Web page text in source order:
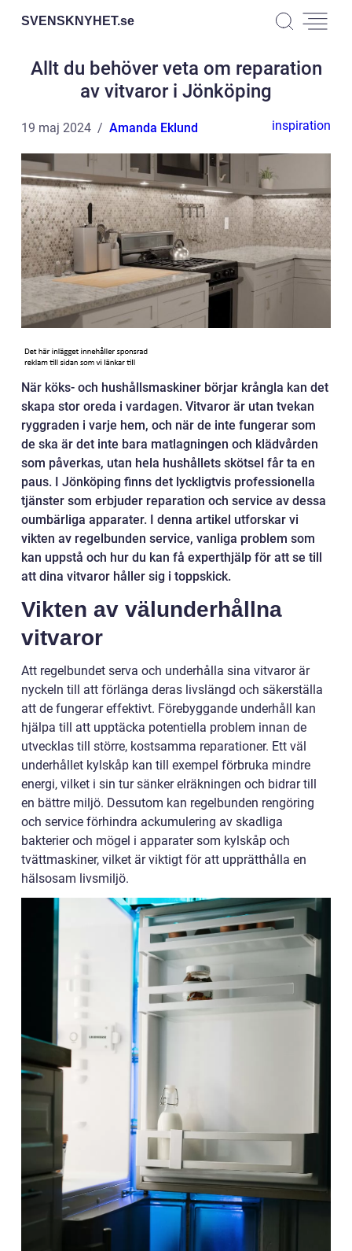
SVENSKNYHET.se
Allt du behöver veta om reparation
av vitvaror i Jönköping
19 maj 2024 Amanda Eklund inspiration
När köks- och hushållsmaskiner börjar krångla kan det
skapa stor oreda i vardagen. Vitvaror är utan tvekan
ryggraden i varje hem, och när de inte fungerar som
de ska är det inte bara matlagningen och klädvården
som påverkas, utan hela hushållets skötsel får ta en
paus. I Jönköping finns det lyckligtvis professionella
tjänster som erbjuder reparation och service av dessa
oumbärliga apparater. I denna artikel utforskar vi
vikten av regelbunden service, vanliga problem som
kan uppstå och hur du kan få experthjälp för att se till
att dina vitvaror håller sig i toppskick.
Vikten av välunderhållna
vitvaror
Att regelbundet serva och underhålla sina vitvaror är
nyckeln till att förlänga deras livslängd och säkerställa
att de fungerar effektivt. Förebyggande underhåll kan
hjälpa till att upptäcka potentiella problem innan de
utvecklas till större, kostsamma reparationer. Ett väl
underhållet kylskåp kan till exempel förbruka mindre
energi, vilket i sin tur sänker elräkningen och bidrar till
en bättre miljö. Dessutom kan regelbunden rengöring
och service förhindra ackumulering av skadliga
bakterier och mögel i apparater som kylskåp och
tvättmaskiner, vilket är viktigt för att upprätthålla en
hälsosam livsmiljö.